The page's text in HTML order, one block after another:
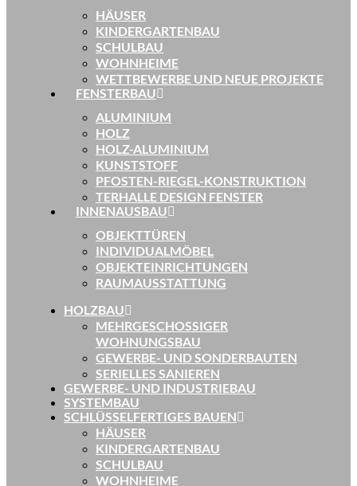
HÄUSER
KINDERGARTENBAU
SCHULBAU
WOHNHEIME
WETTBEWERBE UND NEUE PROJEKTE
FENSTERBAU
ALUMINIUM
HOLZ
HOLZ-ALUMINIUM
KUNSTSTOFF
PFOSTEN-RIEGEL-KONSTRUKTION
TERHALLE DESIGN FENSTER
INNENAUSBAU
OBJEKTTÜREN
INDIVIDUALMÖBEL
OBJEKTEINRICHTUNGEN
RAUMAUSSTATTUNG
HOLZBAU
MEHRGESCHOSSIGER
WOHNUNGSBAU
GEWERBE- UND SONDERBAUTEN
SERIELLES SANIEREN
GEWERBE- UND INDUSTRIEBAU
SYSTEMBAU
SCHLÜSSELFERTIGES BAUEN
HÄUSER
KINDERGARTENBAU
SCHULBAU
WOHNHEIME